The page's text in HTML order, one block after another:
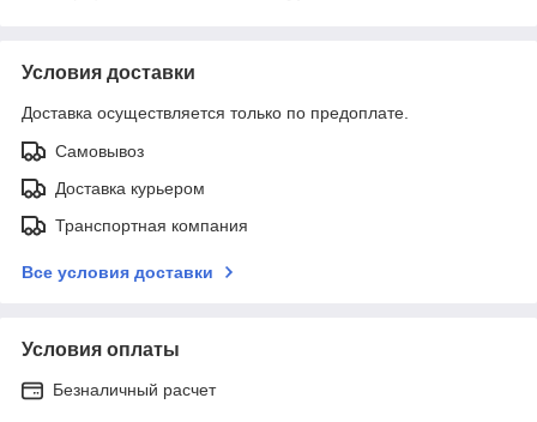
Условия доставки
Доставка осуществляется только по предоплате.
Самовывоз
Доставка курьером
Транспортная компания
Все условия доставки
Условия оплаты
Безналичный расчет